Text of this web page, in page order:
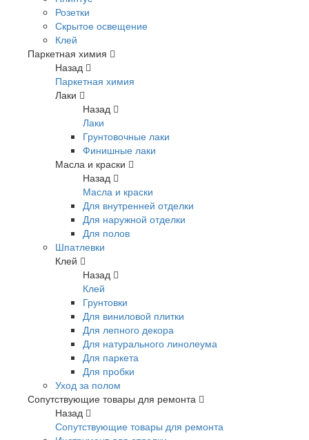
Розетки
Скрытое освещение
Клей
Паркетная химия
Назад
Паркетная химия
Лаки
Назад
Лаки
Грунтовочные лаки
Финишные лаки
Масла и краски
Назад
Масла и краски
Для внутренней отделки
Для наружной отделки
Для полов
Шпатлевки
Клей
Назад
Клей
Грунтовки
Для виниловой плитки
Для лепного декора
Для натурального линолеума
Для паркета
Для пробки
Уход за полом
Сопутствующие товары для ремонта
Назад
Сопутствующие товары для ремонта